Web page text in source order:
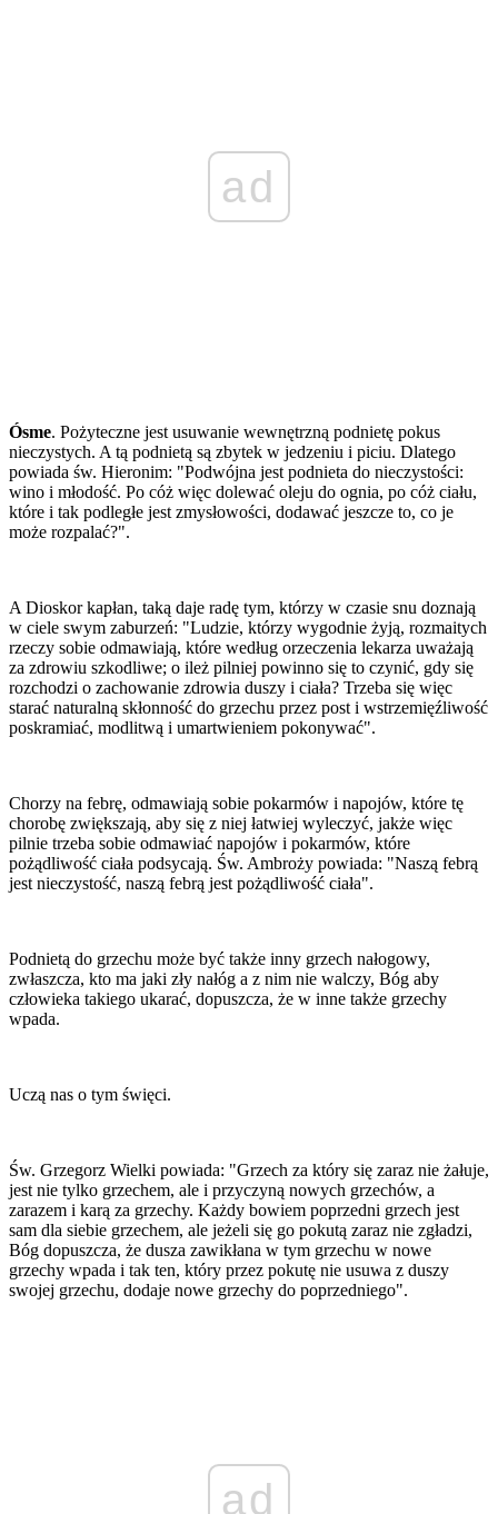
ad
Ósme. Pożyteczne jest usuwanie wewnętrzną podnietę pokus
nieczystych. A tą podnietą są zbytek w jedzeniu i piciu. Dlatego
powiada św. Hieronim: "Podwójna jest podnieta do nieczystości:
wino i młodość. Po cóż więc dolewać oleju do ognia, po cóż ciału,
które i tak podległe jest zmysłowości, dodawać jeszcze to, co je
może rozpalać?".
A Dioskor kapłan, taką daje radę tym, którzy w czasie snu doznają
w ciele swym zaburzeń: "Ludzie, którzy wygodnie żyją, rozmaitych
rzeczy sobie odmawiają, które według orzeczenia lekarza uważają
za zdrowiu szkodliwe; o ileż pilniej powinno się to czynić, gdy się
rozchodzi o zachowanie zdrowia duszy i ciała? Trzeba się więc
starać naturalną skłonność do grzechu przez post i wstrzemięźliwość
poskramiać, modlitwą i umartwieniem pokonywać".
Chorzy na febrę, odmawiają sobie pokarmów i napojów, które tę
chorobę zwiększają, aby się z niej łatwiej wyleczyć, jakże więc
pilnie trzeba sobie odmawiać napojów i pokarmów, które
pożądliwość ciała podsycają. Św. Ambroży powiada: "Naszą febrą
jest nieczystość, naszą febrą jest pożądliwość ciała".
Podnietą do grzechu może być także inny grzech nałogowy,
zwłaszcza, kto ma jaki zły nałóg a z nim nie walczy, Bóg aby
człowieka takiego ukarać, dopuszcza, że w inne także grzechy
wpada.
Uczą nas o tym święci.
Św. Grzegorz Wielki powiada: "Grzech za który się zaraz nie żałuje,
jest nie tylko grzechem, ale i przyczyną nowych grzechów, a
zarazem i karą za grzechy. Każdy bowiem poprzedni grzech jest
sam dla siebie grzechem, ale jeżeli się go pokutą zaraz nie zgładzi,
Bóg dopuszcza, że dusza zawikłana w tym grzechu w nowe
grzechy wpada i tak ten, który przez pokutę nie usuwa z duszy
swojej grzechu, dodaje nowe grzechy do poprzedniego".
ad